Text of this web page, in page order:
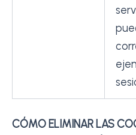
CÓMO ELIMINAR LAS